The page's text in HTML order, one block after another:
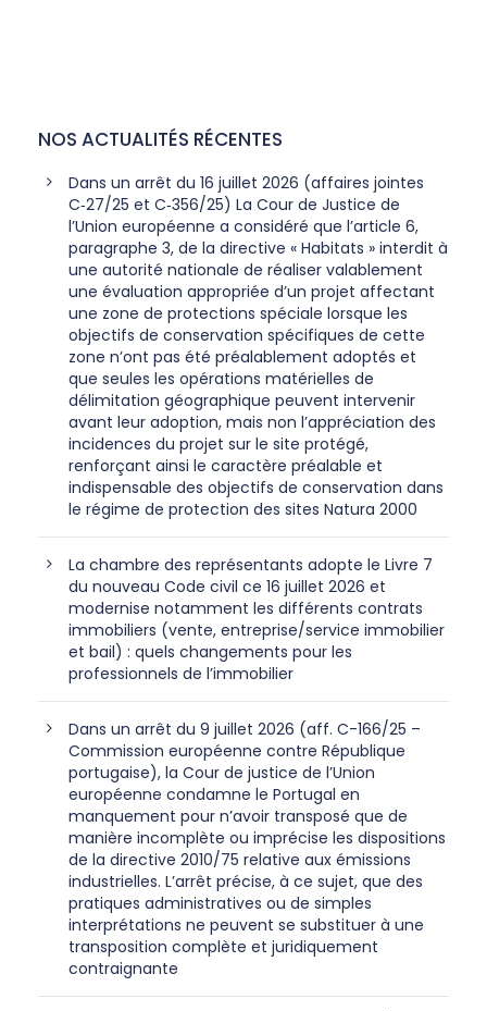
NOS ACTUALITÉS RÉCENTES
Dans un arrêt du 16 juillet 2026 (affaires jointes
C‑27/25 et C‑356/25) La Cour de Justice de
l’Union européenne a considéré que l’article 6,
paragraphe 3, de la directive « Habitats » interdit à
une autorité nationale de réaliser valablement
une évaluation appropriée d’un projet affectant
une zone de protections spéciale lorsque les
objectifs de conservation spécifiques de cette
zone n’ont pas été préalablement adoptés et
que seules les opérations matérielles de
délimitation géographique peuvent intervenir
avant leur adoption, mais non l’appréciation des
incidences du projet sur le site protégé,
renforçant ainsi le caractère préalable et
indispensable des objectifs de conservation dans
le régime de protection des sites Natura 2000
La chambre des représentants adopte le Livre 7
du nouveau Code civil ce 16 juillet 2026 et
modernise notamment les différents contrats
immobiliers (vente, entreprise/service immobilier
et bail) : quels changements pour les
professionnels de l’immobilier
Dans un arrêt du 9 juillet 2026 (aff. C-166/25 –
Commission européenne contre République
portugaise), la Cour de justice de l’Union
européenne condamne le Portugal en
manquement pour n’avoir transposé que de
manière incomplète ou imprécise les dispositions
de la directive 2010/75 relative aux émissions
industrielles. L’arrêt précise, à ce sujet, que des
pratiques administratives ou de simples
interprétations ne peuvent se substituer à une
transposition complète et juridiquement
contraignante